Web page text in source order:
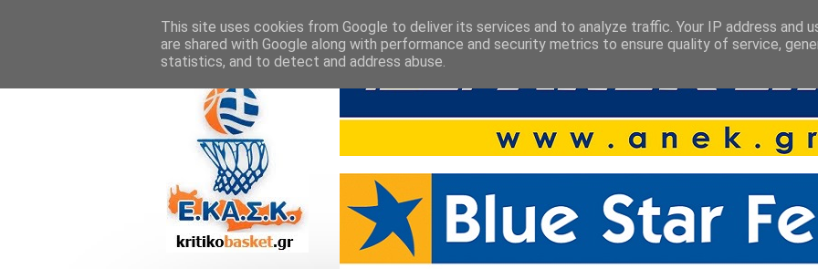
This site uses cookies from Google to deliver its services and to analyze traffic. Your IP address and
are shared with Google along with performance and security metrics to ensure quality of service,
statistics, and to detect and address abuse.